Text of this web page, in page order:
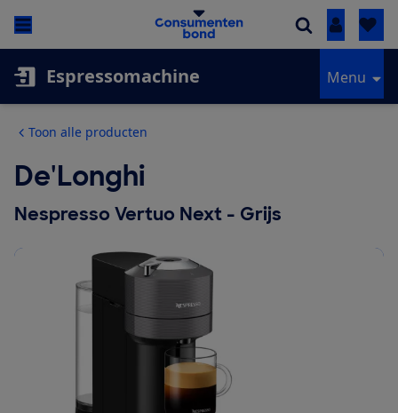
Inloggen
Espressomachine Menu
Toon alle producten
De'Longhi
Nespresso Vertuo Next - Grijs